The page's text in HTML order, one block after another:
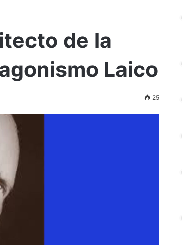
de la
Laico
25